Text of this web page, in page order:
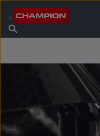
Über Champion
Händler finden